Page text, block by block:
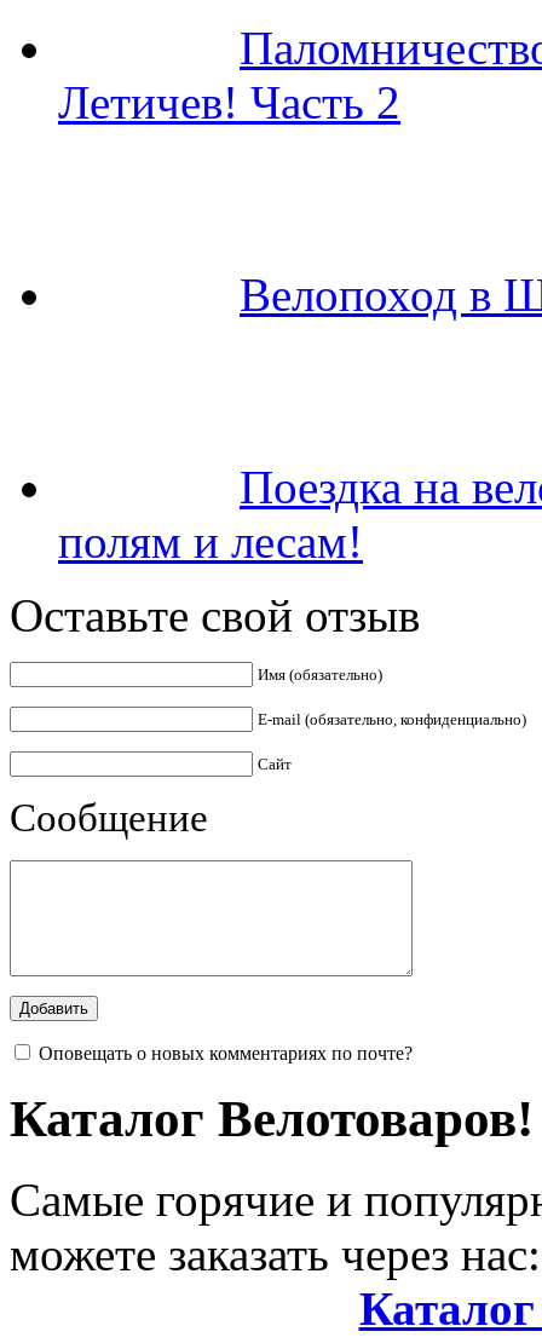
Летичев! Часть 2
Велопоход в
Поездка на
полям и лесам!
Оставьте свой отзыв
Имя (обязательно)
E-mail (обязательно, конфиденциально)
Сайт
Сообщение
Оповещать о новых комментариях по почте?
Каталог Велотоваров!
Самые горячие и
можете заказать через нас: